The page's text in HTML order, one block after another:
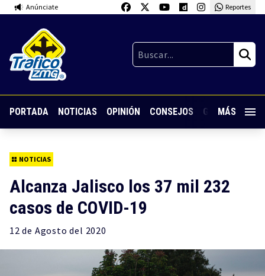
Anúnciate Reportes
PORTADA NOTICIAS OPINIÓN CONSEJOS GUARDIA
MÁS
NOTICIAS
Alcanza Jalisco los 37 mil 232
casos de COVID-19
12 de Agosto del 2020